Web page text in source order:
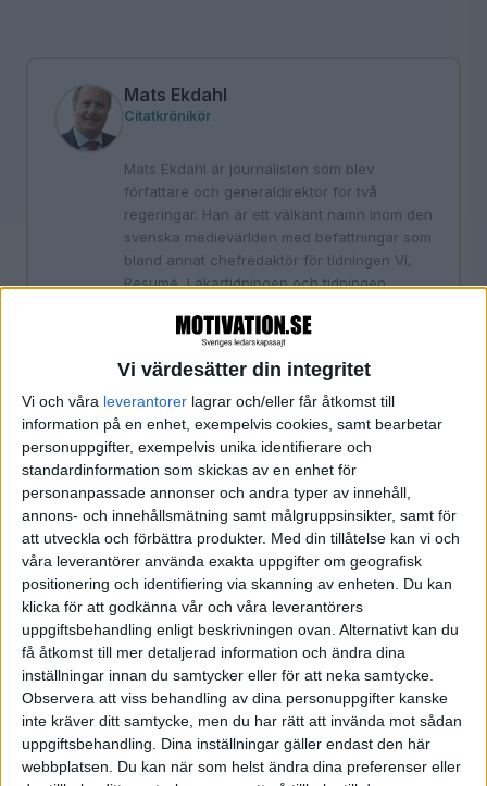
Vi värdesätter din integritet
Vi och våra leverantorer lagrar och/eller får åtkomst till
information på en enhet, exempelvis cookies, samt bearbetar
personuppgifter, exempelvis unika identifierare och
standardinformation som skickas av en enhet för
personanpassade annonser och andra typer av innehåll,
annons- och innehållsmätning samt målgruppsinsikter, samt för
att utveckla och förbättra produkter. Med din tillåtelse kan vi och
våra leverantörer använda exakta uppgifter om geografisk
positionering och identifiering via skanning av enheten. Du kan
klicka för att godkänna vår och våra leverantörers
uppgiftsbehandling enligt beskrivningen ovan. Alternativt kan du
få åtkomst till mer detaljerad information och ändra dina
inställningar innan du samtycker eller för att neka samtycke.
Observera att viss behandling av dina personuppgifter kanske
inte kräver ditt samtycke, men du har rätt att invända mot sådan
uppgiftsbehandling. Dina inställningar gäller endast den här
webbplatsen. Du kan när som helst ändra dina preferenser eller
Mats Ekdahl
Citatkrönikör
Mats Ekdahl är journalisten som blev
författare och generaldirektör för två
regeringar. Han är ett välkänt namn inom den
svenska medievärlden med befattningar som
bland annat chefredaktör för tidningen Vi,
Resumé, Läkartidningen och tidningen
till Europafilm, Bonniers, Norstedts och SVT.
Författare till Tore Wretmans biografier plus
ett flertal egna böcker, nu senast prisade
Ägget - en mat- och kulturhistoria. Som
nästan ingen annan har han själv prövat på
olika medieformer liksom ägandeformernas
mångfald. Han har belönats med Stora
Journalistpriset för flaggskeppet Vecko-
Journalens sista nummer och för tidningen
Resumé.
Nedan ser du samtliga citat kompilerade
av Mats Ekdahl
NÄSTA STEG FÖR DIG